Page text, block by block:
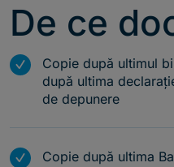
De ce
m
Copie după ultimul
după ultima
de depunere
m
Copie după ultima